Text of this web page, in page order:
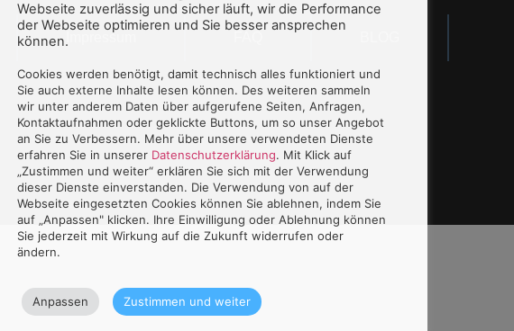
Impressum
Webseite zuverlässig und sicher läuft, wir die Performance
der Webseite optimieren und Sie besser ansprechen
können.
Cookies werden benötigt, damit technisch alles funktioniert und
Sie auch externe Inhalte lesen können. Des weiteren sammeln
wir unter anderem Daten über aufgerufene Seiten, Anfragen,
Kontaktaufnahmen oder geklickte Buttons, um so unser Angebot
an Sie zu Verbessern. Mehr über unsere verwendeten Dienste
erfahren Sie in unserer Datenschutzerklärung. Mit Klick auf
„Zustimmen und weiter“ erklären Sie sich mit der Verwendung
dieser Dienste einverstanden. Die Verwendung von auf der
Webseite eingesetzten Cookies können Sie ablehnen, indem Sie
auf „Anpassen" klicken. Ihre Einwilligung oder Ablehnung können
Sie jederzeit mit Wirkung auf die Zukunft widerrufen oder
ändern.
Anpassen Zustimmen und weiter